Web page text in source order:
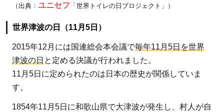
ことから
（出典： ユニセフ 「世界トイレの日プロジェクト」）
世界津波の日（11月5日）
2015年12月には国連総会本会議で毎年11月5日を世界
津波の日 と定める決議が行われました。
11月5日に定められたのは日本の歴史が関係していま
す。
1854年11月5日に和歌山県で大津波が発生し、村人が自